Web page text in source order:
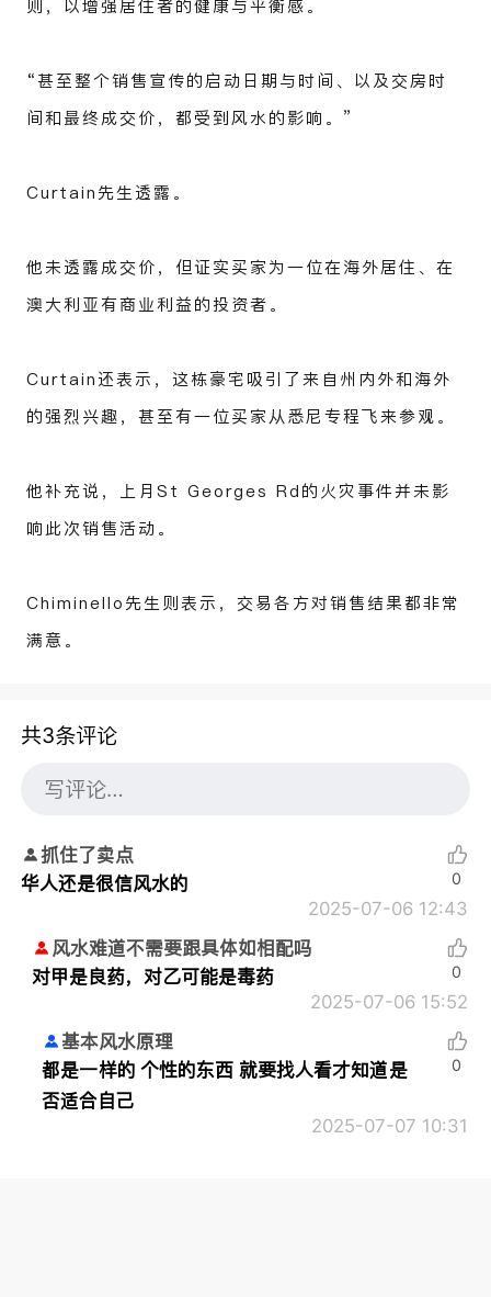
则，以增强居住者的健康与平衡感。
“甚至整个销售宣传的启动日期与时间、以及交房时
间和最终成交价，都受到风水的影响。”
Curtain先生透露。
他未透露成交价，但证实买家为一位在海外居住、在
澳大利亚有商业利益的投资者。
Curtain还表示，这栋豪宅吸引了来自州内外和海外
的强烈兴趣，甚至有一位买家从悉尼专程飞来参观。
他补充说，上月St Georges Rd的火灾事件并未影
响此次销售活动。
Chiminello先生则表示，交易各方对销售结果都非常
满意。
共3条评论
抓住了卖点
华人还是很信风水的
2025-07-06 12:43
0
风水难道不需要跟具体如相配吗
对甲是良药，对乙可能是毒药
2025-07-06 15:52
0
基本风水原理
都是一样的 个性的东西 就要找人看才知道是
否适合自己
2025-07-07 10:31
0